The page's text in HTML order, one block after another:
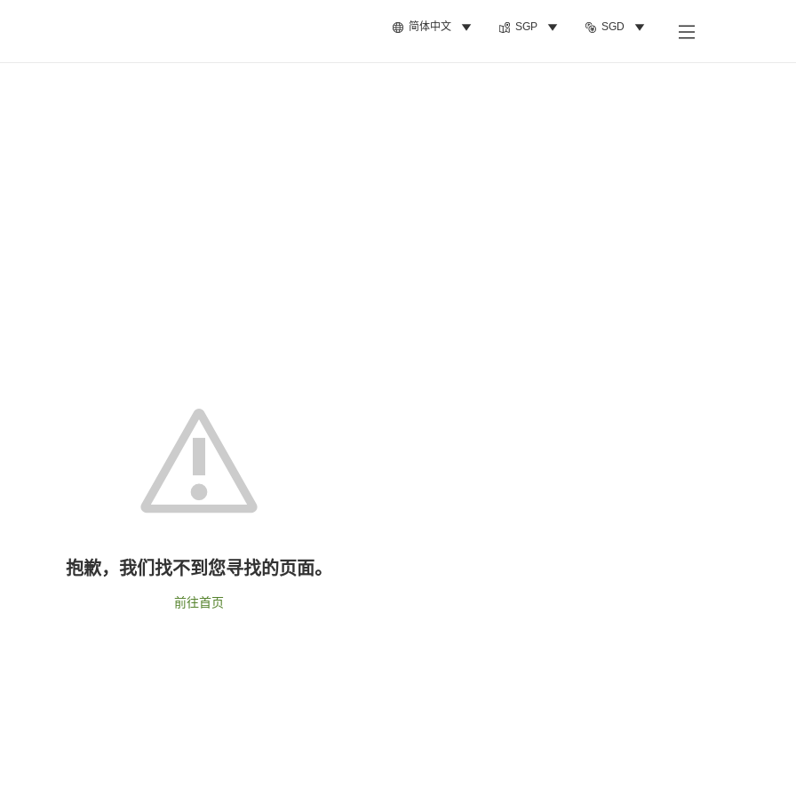
简体中文 SGP SGD
抱歉，我们找不到您寻找的页面。
前往首页